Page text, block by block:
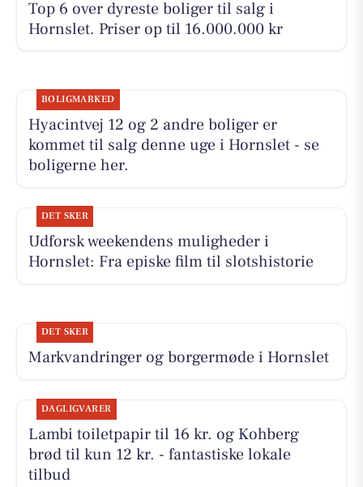
Top 6 over dyreste boliger til salg i
Hornslet. Priser op til 16.000.000 kr
BOLIGMARKED
Hyacintvej 12 og 2 andre boliger er
kommet til salg denne uge i Hornslet - se
boligerne her.
DET SKER
Udforsk weekendens muligheder i
Hornslet: Fra episke film til slotshistorie
DET SKER
Markvandringer og borgermøde i Hornslet
DAGLIGVARER
Lambi toiletpapir til 16 kr. og Kohberg
brød til kun 12 kr. - fantastiske lokale
tilbud